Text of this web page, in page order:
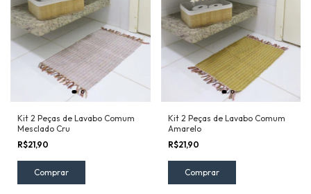
Kit 2 Peças de Lavabo Comum
Mesclado Cru
R$21,90
Kit 2 Peças de Lavabo Comum
Amarelo
R$21,90